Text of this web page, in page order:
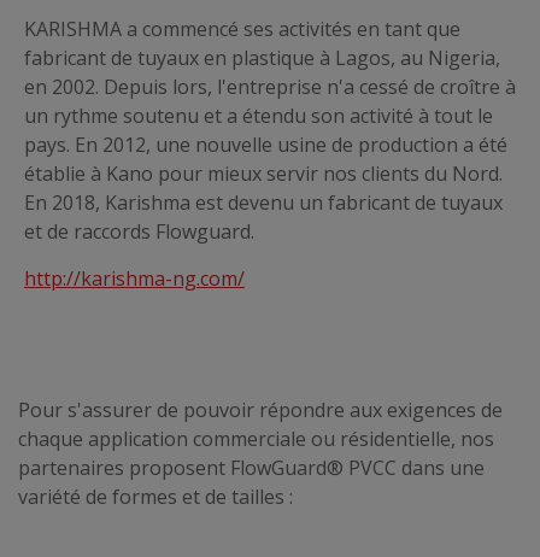
KARISHMA a commencé ses activités en tant que
fabricant de tuyaux en plastique à Lagos, au Nigeria,
en 2002. Depuis lors, l'entreprise n'a cessé de croître à
un rythme soutenu et a étendu son activité à tout le
pays. En 2012, une nouvelle usine de production a été
établie à Kano pour mieux servir nos clients du Nord.
En 2018, Karishma est devenu un fabricant de tuyaux
et de raccords Flowguard.
http://karishma-ng.com/
Pour s'assurer de pouvoir répondre aux exigences de
chaque application commerciale ou résidentielle, nos
partenaires proposent FlowGuard® PVCC dans une
variété de formes et de tailles :